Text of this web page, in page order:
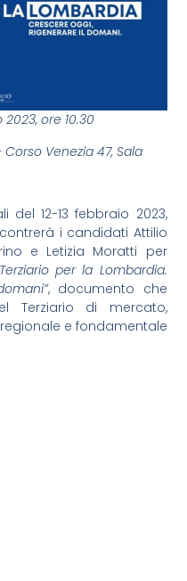
ore 10.30
Venezia 47, Sala
del 12-13 febbraio 2023,
i candidati Attilio
e Letizia Moratti per
per la Lombardia.
, documento che
di mercato,
e fondamentale